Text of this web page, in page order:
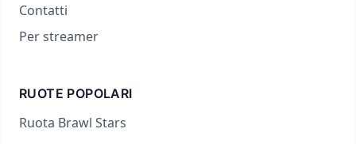
Contatti
Per streamer
RUOTE POPOLARI
Ruota Brawl Stars